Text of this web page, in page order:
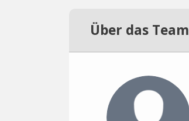
Über das Team